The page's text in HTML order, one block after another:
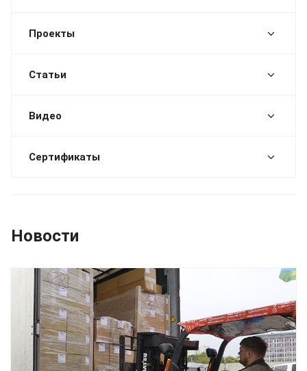
Проекты
Статьи
Видео
Сертификаты
Новости